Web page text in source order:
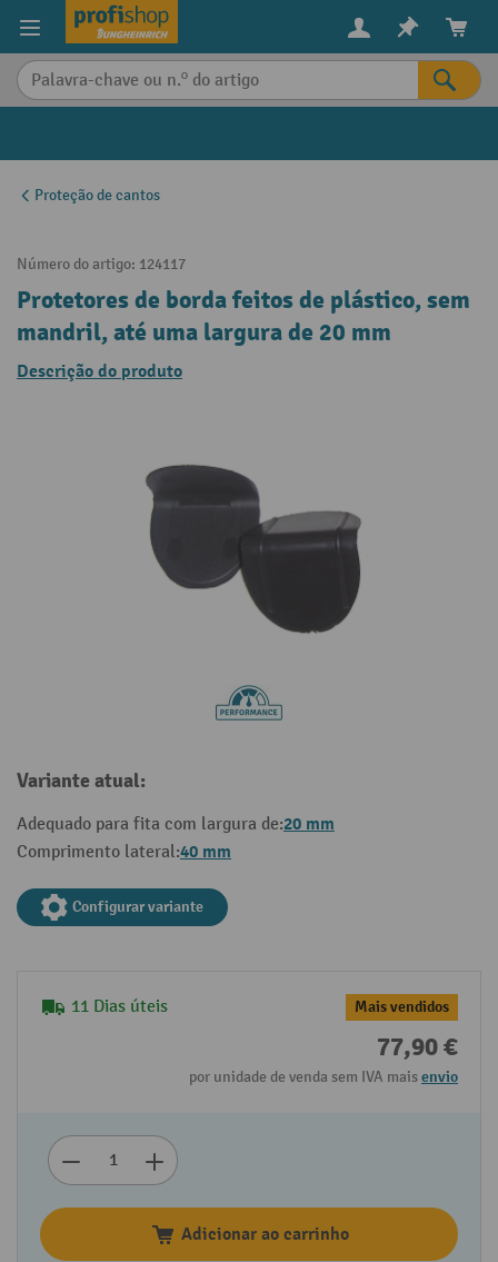
principal
Proteção de cantos
Número do artigo: 124117
Protetores de borda feitos de plástico, sem
mandril, até uma largura de 20 mm
Descrição do produto
Variante atual:
Adequado para fita com largura de:20 mm
Comprimento lateral:40 mm
Configurar variante
11 Dias úteis Mais vendidos
77,90 €
por unidade de venda sem IVA maisenvio
Adicionar ao carrinho